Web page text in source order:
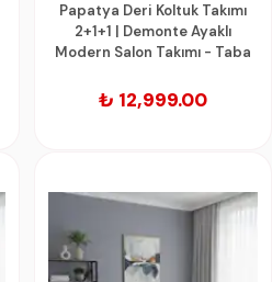
Papatya Deri Koltuk Takımı
2+1+1 | Demonte Ayaklı
Modern Salon Takımı - Taba
₺ 12,999.00